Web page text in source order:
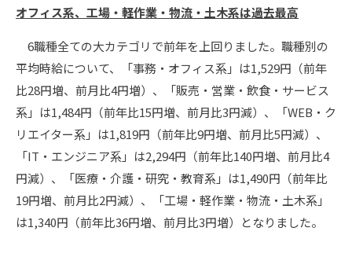
オフィス系、工場・軽作業・物流・土木系は過去最高
6職種全ての大カテゴリで前年を上回りました。職種別の
平均時給について、「事務・オフィス系」は1,529円（前年
比28円増、前月比4円増）、「販売・営業・飲食・サービス
系」は1,484円（前年比15円増、前月比3円減）、「WEB・ク
リエイター系」は1,819円（前年比9円増、前月比5円減）、
「IT・エンジニア系」は2,294円（前年比140円増、前月比4
円減）、「医療・介護・研究・教育系」は1,490円（前年比
19円増、前月比2円減）、「工場・軽作業・物流・土木系」
は1,340円（前年比36円増、前月比3円増）となりました。